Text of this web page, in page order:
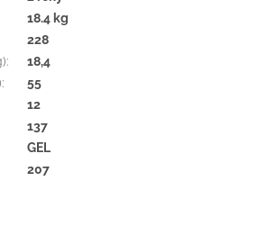
18.4 kg
228
:
18,4
:
55
12
137
GEL
207